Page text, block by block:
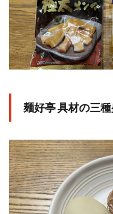
麺好亭 具材の三種